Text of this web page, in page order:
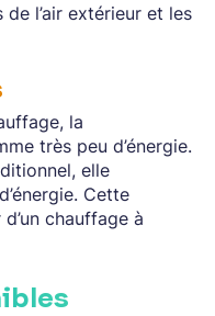
l’air extérieur et les
la
très peu d’énergie.
elle
Cette
chauffage à